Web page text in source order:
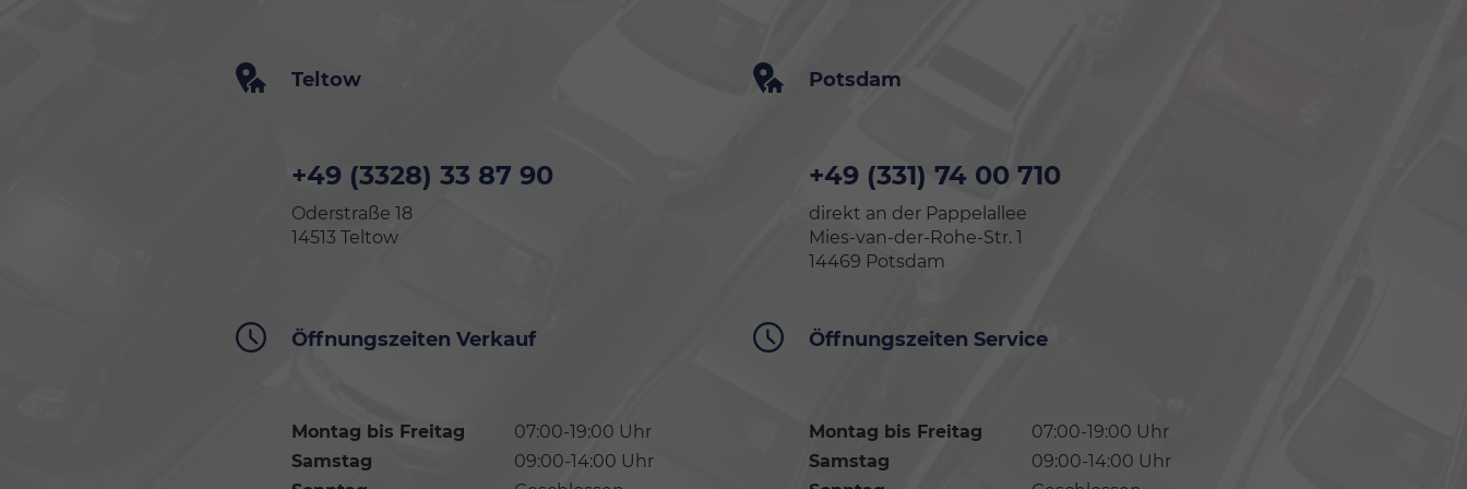
Teltow
+49 (3328) 33 87 90
Oderstraße 18
14513 Teltow
Potsdam
+49 (331) 74 00 710
direkt an der Pappelallee
Mies-van-der-Rohe-Str. 1
14469 Potsdam
Öffnungszeiten Verkauf
Montag bis Freitag
07:00-19:00 Uhr
Samstag
09:00-14:00 Uhr
Öffnungszeiten Service
Montag bis Freitag
07:00-19:00 Uhr
Samstag
09:00-14:00 Uhr